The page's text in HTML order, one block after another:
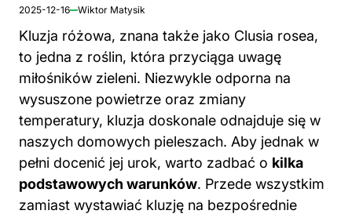
2025-12-16 Wiktor Matysik
Kluzja różowa, znana także jako Clusia rosea,
to jedna z roślin, która przyciąga uwagę
miłośników zieleni. Niezwykle odporna na
wysuszone powietrze oraz zmiany
temperatury, kluzja doskonale odnajduje się w
naszych domowych pieleszach. Aby jednak w
pełni docenić jej urok, warto zadbać o kilka
podstawowych warunków. Przede wszystkim
zamiast wystawiać kluzję na bezpośrednie